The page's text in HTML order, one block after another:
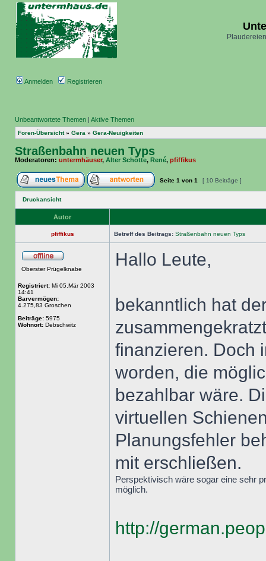
Anmelden Registrieren
Unbeantwortete Themen | Aktive Themen
Foren-Übersicht» Gera » Gera-Neuigkeiten
Straßenbahn neuen Typs
Moderatoren: untermhäuser, Alter Schotte, René, pfiffikus
Seite 1 von 1 [ 10 Beiträge ]
Druckansicht
Autor
pfiffikus Betreff des Beitrags: Straßenbahn neuen Typs
Oberster Prügelknabe
Registriert: Mi 05.Mär 2003
14:41
Barvermögen:
4.275,83 Groschen
Beiträge: 5975
Wohnort: Debschwitz
Hallo Leute,
bekanntlich hat
finanzieren. Doch
worden, die
bezahlbar wäre.
virtuellen
Planungsfehler
mit erschließen.
Perspektivisch wäre sogar eine sehr
möglich.
http://